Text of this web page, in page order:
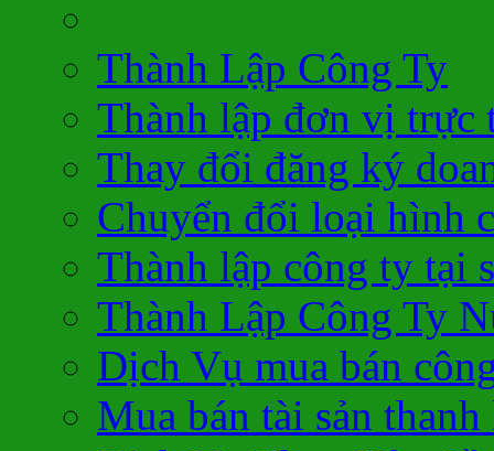
Thành Lập Công Ty
Thành lập đơn vị trực
Thay đổi đăng ký
Chuyển đổi loại hình
Thành lập công ty tại
Thành Lập Công Ty
Dịch Vụ mua bán
Mua bán tài sản